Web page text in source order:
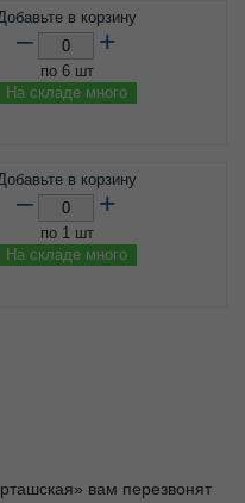
в корзину
– +
по 6 шт
На складе много
в корзину
– +
по 1 шт
На складе много
вам перезвонят